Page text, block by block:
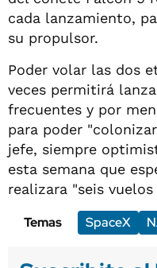
cada lanzamiento,
su propulsor.
Poder volar las dos
veces permitirá
frecuentes y por
para poder
jefe, siempre
esta semana que
realizara "seis
Temas
SpaceX